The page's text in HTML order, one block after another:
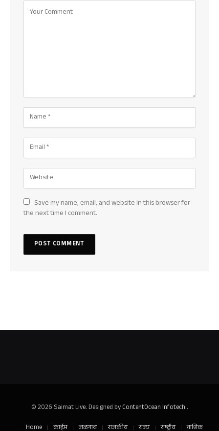
Save my name, email, and website in this browser for
the next time I comment.
© 2026 Saimat Live. Designed byContentOcean Infotech..
Home
क्राईम जळगाव राजकीय राज्य राष्ट्रीय नाशिक